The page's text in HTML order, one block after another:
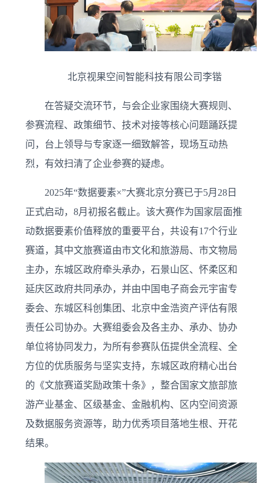
北京视果空间智能科技有限公司李锴
在答疑交流环节，与会企业家围绕大赛规则、
参赛流程、政策细节、技术对接等核心问题踊跃提
问，台上领导与专家逐一细致解答，现场互动热
烈，有效扫清了企业参赛的疑虑。
2025年“数据要素×”大赛北京分赛已于5月28日
正式启动，8月初报名截止。该大赛作为国家层面推
动数据要素价值释放的重要平台，共设有17个行业
赛道，其中文旅赛道由市文化和旅游局、市文物局
主办，东城区政府牵头承办，石景山区、怀柔区和
延庆区政府共同承办，并由中国电子商会元宇宙专
委会、东城区科创集团、北京中金浩资产评估有限
责任公司协办。大赛组委会及各主办、承办、协办
单位将协同发力，为所有参赛队伍提供全流程、全
方位的优质服务与坚实支持，东城区政府精心出台
的《文旅赛道奖励政策十条》，整合国家文旅部旅
游产业基金、区级基金、金融机构、区内空间资源
及数据服务资源等，助力优秀项目落地生根、开花
结果。